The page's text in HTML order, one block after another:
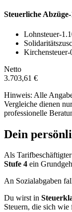
Steuerliche Abzüge
Lohnsteuer-
Kirchensteuer-
Netto
3.703,61 €
Hinweis: Alle
Vergleiche dienen
professionelle
Dein
Als
Stufe 4 ein
An Sozialabgaben
Du wirst in
Steuern, die sich